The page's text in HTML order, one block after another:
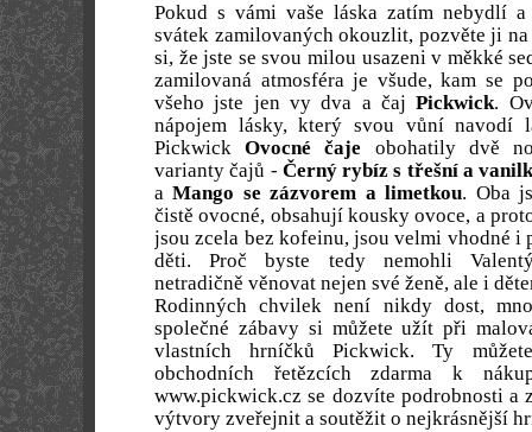
Pokud s vámi vaše láska zatím nebydlí
svátek zamilovaných okouzlit, pozvěte ji
si, že jste se svou milou usazeni v měkké
zamilovaná atmosféra je všude, kam se
všeho jste jen vy dva a čajPickwick.
nápojem lásky, který svou vůní navodí
PickwickOvocné čaje obohatily dvě
varianty čajů - Černý rybíz s třešní a
aMango se zázvorem a limetkou. Oba
čistě ovocné, obsahují kousky ovoce, a
jsou zcela bez kofeinu, jsou velmi vhodné i
děti. Proč byste tedy nemohli
netradičně věnovat nejen své ženě, ale i
Rodinných chvilek není nikdy dost,
společné zábavy si můžete užít při
vlastních hrníčků Pickwick. Ty
obchodních řetězcích zdarma k
www.pickwick.cz se dozvíte podrobnosti a
výtvory zveřejnit a soutěžit o nejkrásnější